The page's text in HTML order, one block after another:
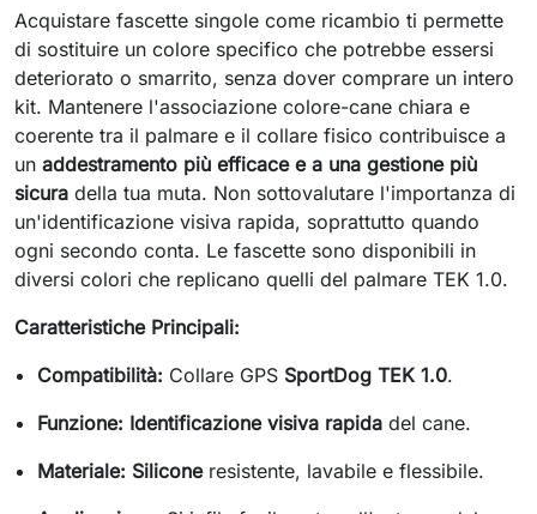
Acquistare fascette singole come ricambio ti permette
di sostituire un colore specifico che potrebbe essersi
deteriorato o smarrito, senza dover comprare un intero
kit. Mantenere l'associazione colore-cane chiara e
coerente tra il palmare e il collare fisico contribuisce a
un addestramento più efficace e a una gestione più
sicura della tua muta. Non sottovalutare l'importanza di
un'identificazione visiva rapida, soprattutto quando
ogni secondo conta. Le fascette sono disponibili in
diversi colori che replicano quelli del palmare TEK 1.0.
Caratteristiche Principali:
Compatibilità: Collare GPS SportDog TEK 1.0.
Funzione: Identificazione visiva rapida del cane.
Materiale: Siliconeresistente, lavabile e flessibile.